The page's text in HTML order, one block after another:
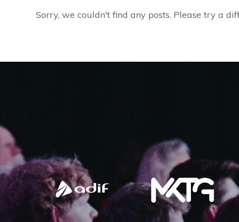
Sorry, we couldn't find any posts. Please try a